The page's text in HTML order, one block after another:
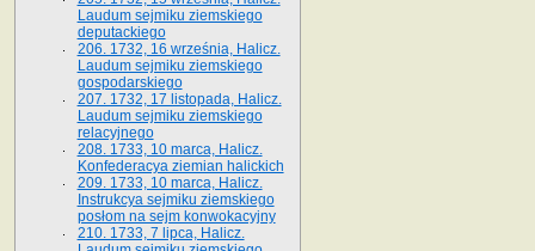
Laudum sejmiku ziemskiego
deputackiego
206. 1732, 16 września, Halicz.
Laudum sejmiku ziemskiego
gospodarskiego
207. 1732, 17 listopada, Halicz.
Laudum sejmiku ziemskiego
relacyjnego
208. 1733, 10 marca, Halicz.
Konfederacya ziemian halickich­
209. 1733, 10 marca, Halicz.
Instrukcya sejmiku ziemskiego
posłom na sejm konwokacyjny
210. 1733, 7 lipca, Halicz.